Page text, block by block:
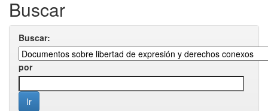
Buscar
Buscar:
por